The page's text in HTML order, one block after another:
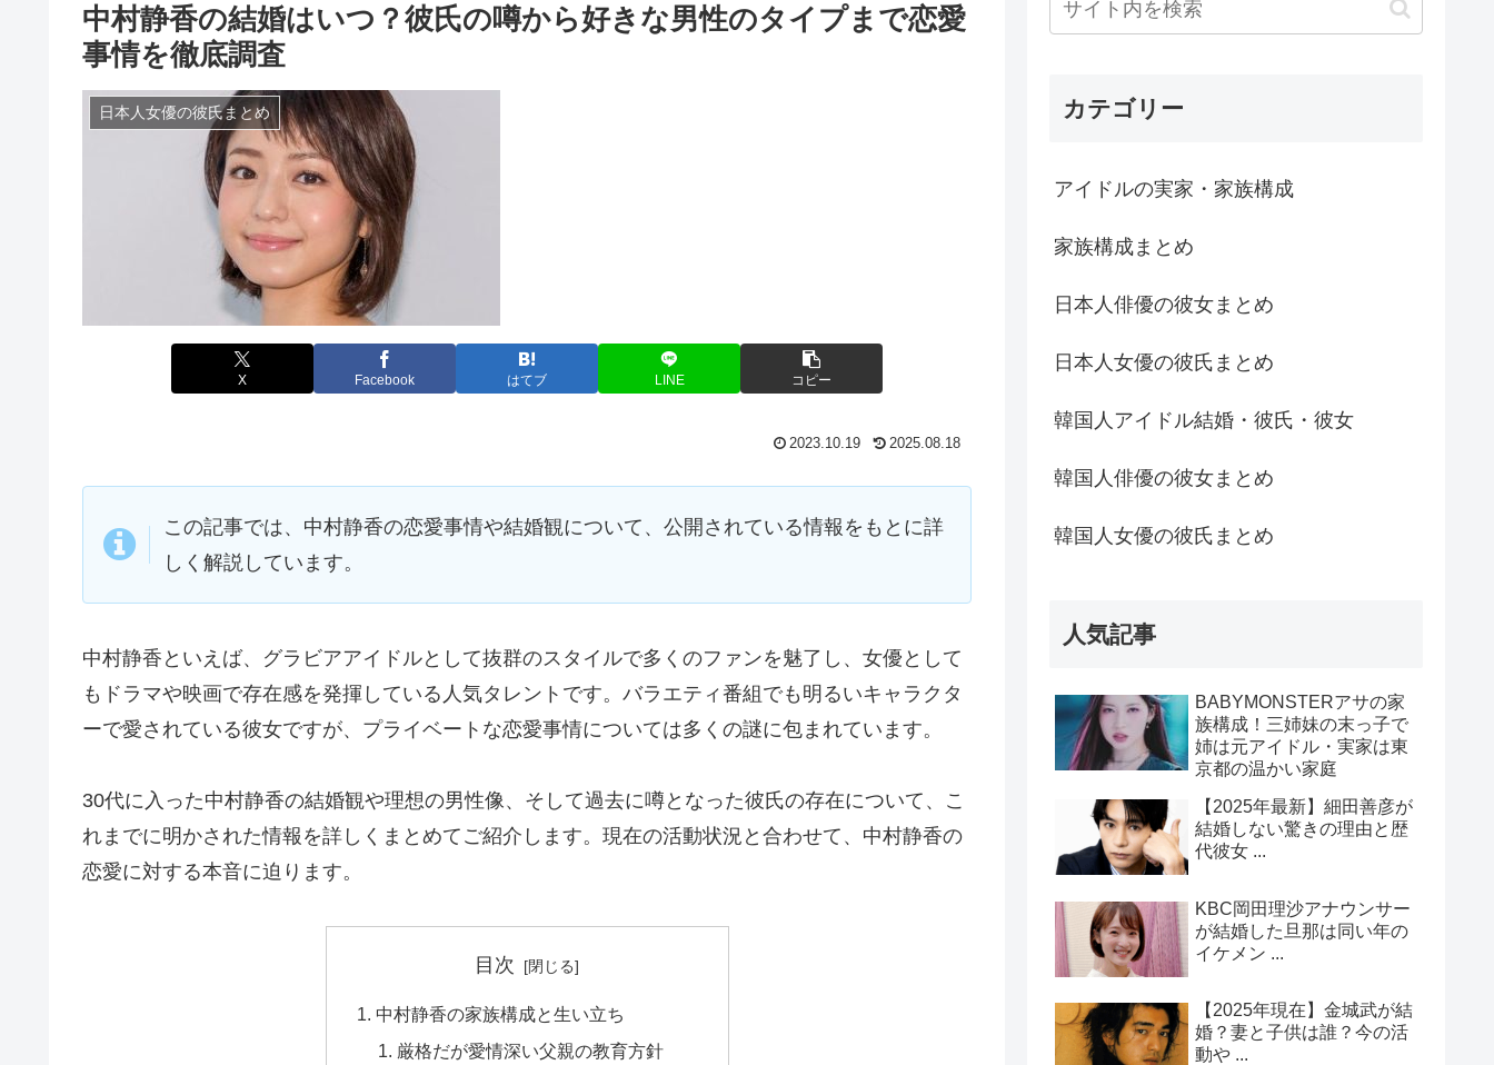
中村静香の結婚はいつ？彼氏の噂から好きな男性のタイプまで恋愛
事情を徹底調査
日本人女優の彼氏まとめ
X Facebook はてブ LINE コピー
2023.10.19 2025.08.18
この記事では、中村静香の恋愛事情や結婚観について、公開されている情報をもとに詳
しく解説しています。
中村静香といえば、グラビアアイドルとして抜群のスタイルで多くのファンを魅了し、女優として
もドラマや映画で存在感を発揮している人気タレントです。バラエティ番組でも明るいキャラクタ
ーで愛されている彼女ですが、プライベートな恋愛事情については多くの謎に包まれています。
30代に入った中村静香の結婚観や理想の男性像、そして過去に噂となった彼氏の存在について、こ
れまでに明かされた情報を詳しくまとめてご紹介します。現在の活動状況と合わせて、中村静香の
恋愛に対する本音に迫ります。
目次
中村静香の家族構成と生い立ち
厳格だが愛情深い父親の教育方針
カテゴリー
アイドルの実家・家族構成
家族構成まとめ
日本人俳優の彼女まとめ
日本人女優の彼氏まとめ
韓国人アイドル結婚・彼氏・彼女
韓国人俳優の彼女まとめ
韓国人女優の彼氏まとめ
人気記事
BABYMONSTERアサの家
族構成！三姉妹の末っ子で
姉は元アイドル・実家は東
京都の温かい家庭
【2025年最新】細田善彦が
結婚しない驚きの理由と歴
代彼女 ...
KBC岡田理沙アナウンサー
が結婚した旦那は同い年の
イケメン ...
【2025年現在】金城武が結
婚？妻と子供は誰？今の活
動や ...